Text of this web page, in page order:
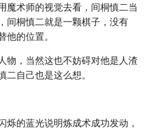
魔术师的视觉去看，间桐慎二当
间桐慎二就是一颗棋子，没有
他的位置。
物，当然这也不妨碍对他是人渣
二自己也是这么想。
烁的蓝光说明炼成术成功发动，